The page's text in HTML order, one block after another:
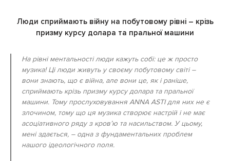
Люди сприймають війну на побутовому рівні – крізь
призму курсу долара та пральної машини
На рівні ментальності люди кажуть собі: це ж просто
музика! Ці люди живуть у своєму побутовому світі –
вони знають, що є війна, але вони це, як і раніше,
сприймають крізь призму курсу долара та пральної
машини. Тому прослуховування ANNA ASTI для них не є
злочином, тому що ця музика створює настрій і не має
асоціативного ряду з кров’ю та насильством. У цьому,
мені здається, – одна з фундаментальних проблем
нашого ідеологічного поля.